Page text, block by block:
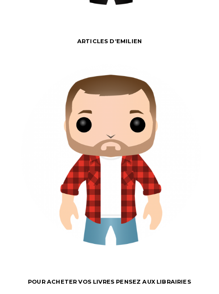
ARTICLES D’EMILIEN
POUR ACHETER VOS LIVRES PENSEZ AUX LIBRAIRIES